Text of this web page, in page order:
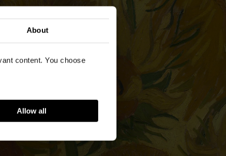
About
content. You choose
Allow all